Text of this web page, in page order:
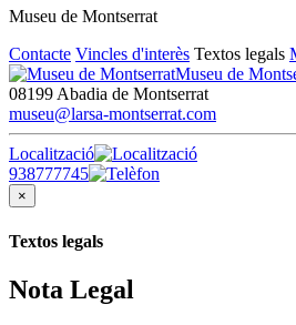
Museu de Montserrat
Contacte Vincles d'interès Textos legals
Museu de
08199 Abadia de Montserrat
museu@larsa-montserrat.com
Localització
938777745
×
Textos legals
Nota Legal